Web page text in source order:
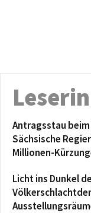
Antragsstau beim
Sächsische
Millionen-
Licht ins Dunkel